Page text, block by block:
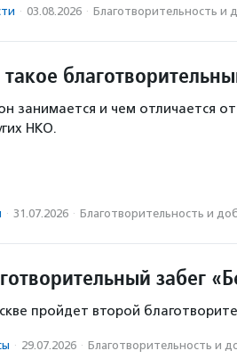
· 03.08.2026 · Благотвори­тель­ность и
такое
занимается и чем отличается
НКО.
· 31.07.2026 · Благотвори­тель­ность и
забег
пройдет второй
· 29.07.2026 · Благотвори­тель­ность и